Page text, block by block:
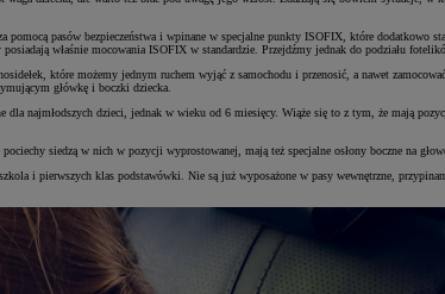
pasów bezpieczeństwa i wpinane w specjalne punkty ISOFIX, które dodatkowo
właśnie mocowania ISOFIX w standardzie. Przejdźmy jednak do podziału
które możemy jednym ruchem wyjąć z samochodu i przenosić, a nawet
główkę i boczki dziecka.
najmłodszych dzieci, jednak w wieku od 6 miesięcy. Wiąże się to z tym, że mają
siedzą w nich w pozycji wyprostowanej, mają też specjalne osłony boczne na
i pierwszych klas podstawówki. Nie są już wyposażone w pasy wewnętrzne,